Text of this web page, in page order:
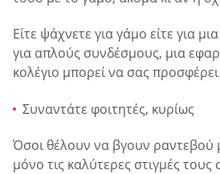
Είτε ψάχνετε για γάμο είτε για
για απλούς συνδέσμους, μια
κολέγιο μπορεί να σας
Συναντάτε φοιτητές, κυρίως
Όσοι θέλουν να βγουν ραντεβού
μόνο τις καλύτερες στιγμές τους